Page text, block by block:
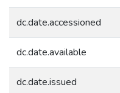
dc.date.accessioned
dc.date.available
dc.date.issued